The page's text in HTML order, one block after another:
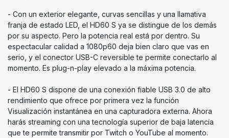
- Con un exterior elegante, curvas sencillas y una llamativa
franja de estado LED, el HD60 S ya se distingue de los demás
por su aspecto. Pero la potencia real está por dentro. Su
espectacular calidad a 1080p60 deja bien claro que vas en
serio, y el conector USB-C reversible te permite conectarlo al
momento. Es plug-n-play elevado a la máxima potencia.
- El HD60 S dispone de una conexión fiable USB 3.0 de alto
rendimiento que ofrece por primera vez la función
Visualización instantánea en una capturadora externa. Ahora
harás streaming con una tecnología superior de baja latencia
que te permite transmitir por Twitch o YouTube al momento.